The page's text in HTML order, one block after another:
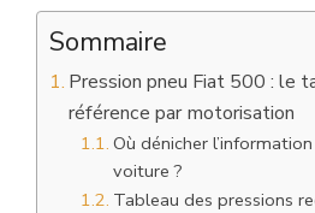
Sommaire
Pression pneu Fiat 500 : le
référence par motorisation
Où dénicher
voiture ?
Tableau des pressions